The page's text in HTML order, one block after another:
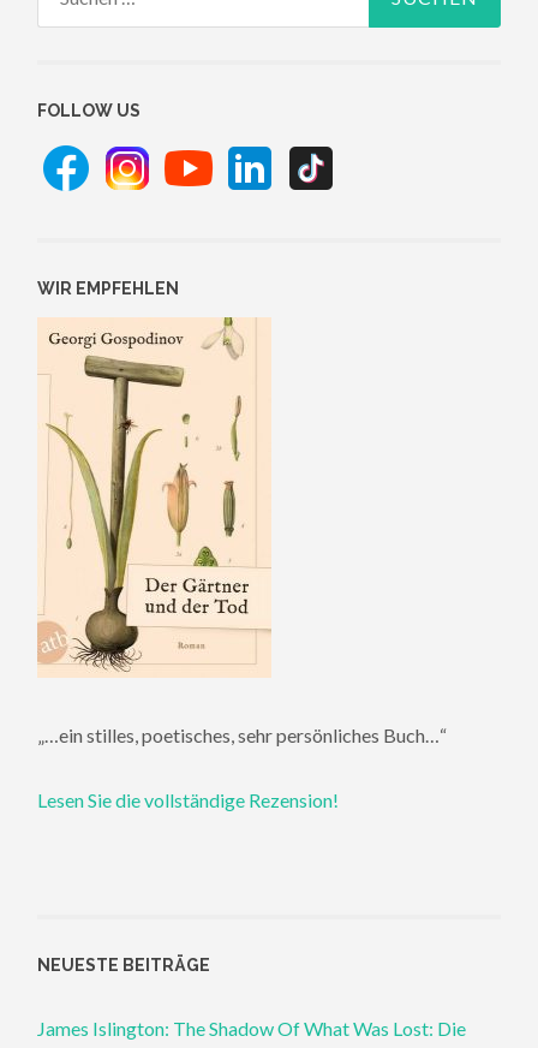
FOLLOW US
WIR EMPFEHLEN
„…ein stilles, poetisches, sehr persönliches Buch…“
Lesen Sie die vollständige Rezension!
NEUESTE BEITRÄGE
James Islington: The Shadow Of What Was Lost: Die